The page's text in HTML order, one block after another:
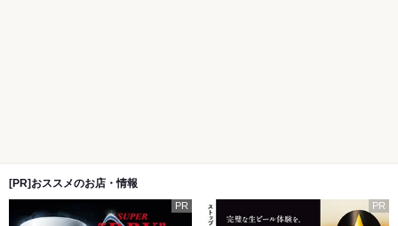
[PR]おススメのお店・情報
PR PR